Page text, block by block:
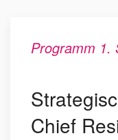
Programm 1.
Chief